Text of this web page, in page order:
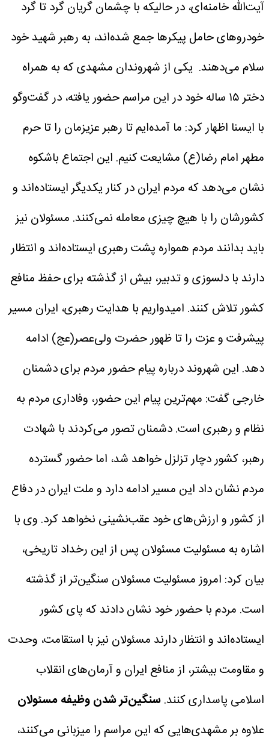
آیت‌الله خامنه‌ای، در حالیکه با چشمان گریان گرد تا گرد
خودروهای حامل پیکرها جمع شده‌اند، به رهبر شهید خود
سلام می‌دهند. یکی از شهروندان مشهدی که به همراه
دختر ۱۵ ساله خود در این مراسم حضور یافته، در گفت‌وگو
با ایسنا اظهار کرد: ما آمده‌ایم تا رهبر عزیزمان را تا حرم
مطهر امام رضا(ع) مشایعت کنیم. این اجتماع باشکوه
نشان می‌دهد که مردم ایران در کنار یکدیگر ایستاده‌اند و
کشورشان را با هیچ چیزی معامله نمی‌کنند. مسئولان نیز
باید بدانند مردم همواره پشت رهبری ایستاده‌اند و انتظار
دارند با دلسوزی و تدبیر، بیش از گذشته برای حفظ منافع
کشور تلاش کنند. امیدواریم با هدایت رهبری، ایران مسیر
پیشرفت و عزت را تا ظهور حضرت ولی‌عصر(عج) ادامه
دهد. این شهروند درباره پیام حضور مردم برای دشمنان
خارجی گفت: مهم‌ترین پیام این حضور، وفاداری مردم به
نظام و رهبری است. دشمنان تصور می‌کردند با شهادت
رهبر، کشور دچار تزلزل خواهد شد، اما حضور گسترده
مردم نشان داد این مسیر ادامه دارد و ملت ایران در دفاع
از کشور و ارزش‌های خود عقب‌نشینی نخواهد کرد. وی با
اشاره به مسئولیت مسئولان پس از این رخداد تاریخی،
بیان کرد: امروز مسئولیت مسئولان سنگین‌تر از گذشته
است. مردم با حضور خود نشان دادند که پای کشور
ایستاده‌اند و انتظار دارند مسئولان نیز با استقامت، وحدت
و مقاومت بیشتر، از منافع ایران و آرمان‌های انقلاب
اسلامی پاسداری کنند.سنگین‌تر شدن وظیفه مسئولان
علاوه بر مشهدی‌هایی که این مراسم را میزبانی می‌کنند،